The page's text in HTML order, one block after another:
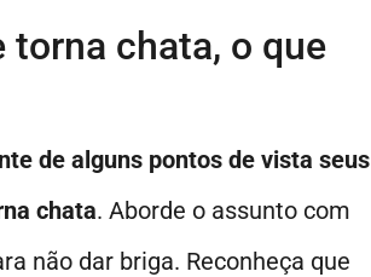
torna chata, o que
de alguns pontos de vista seus
chata. Aborde o assunto com
não dar briga. Reconheça que